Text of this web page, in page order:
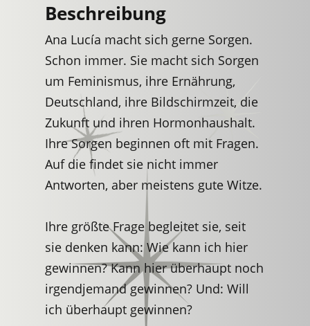
Beschreibung
Ana Lucía macht sich gerne Sorgen.
Schon immer. Sie macht sich Sorgen
um Feminismus, ihre Ernährung,
Deutschland, ihre Bildschirmzeit, die
Zukunft und ihren Hormonhaushalt.
Ihre Sorgen beginnen oft mit Fragen.
Auf die findet sie nicht immer
Antworten, aber meistens gute Witze.
Ihre größte Frage begleitet sie, seit
sie denken kann: Wie kann ich hier
gewinnen? Kann hier überhaupt noch
irgendjemand gewinnen? Und: Will
ich überhaupt gewinnen?